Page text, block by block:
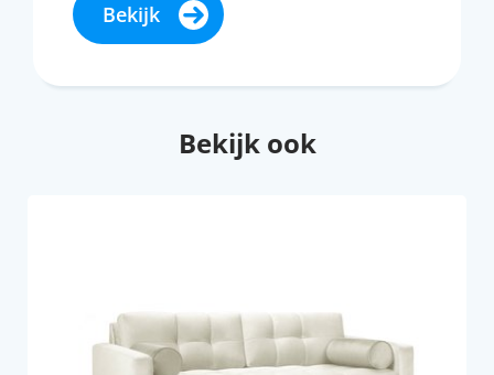
Bekijk
Bekijk ook